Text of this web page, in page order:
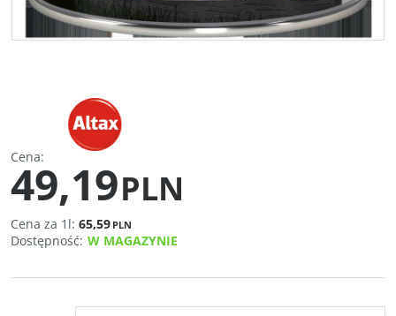
Cena:
49,19PLN
Cena za 1l: 65,59 PLN
Dostępność: W MAGAZYNIE